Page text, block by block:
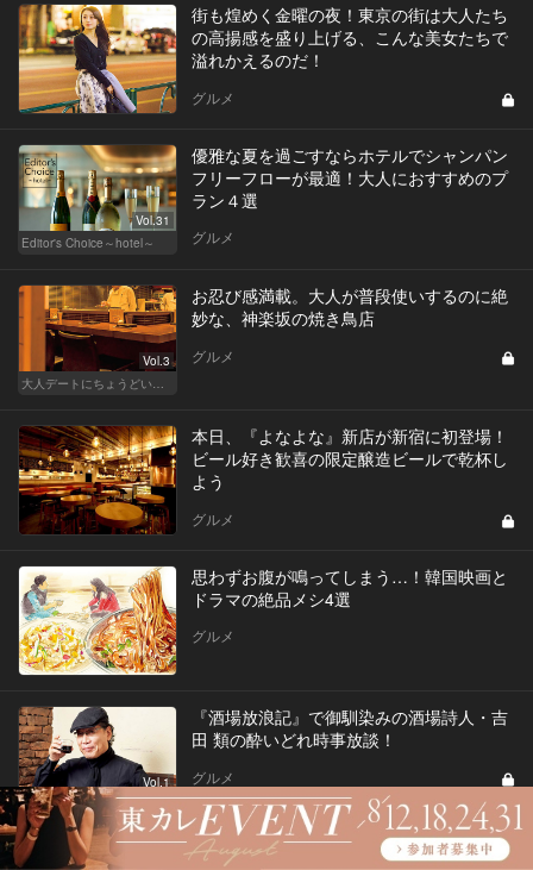
街も煌めく金曜の夜！東京の街は大人たち
の高揚感を盛り上げる、こんな美女たちで
溢れかえるのだ！
グルメ
Vol.31
Editor's Choice～hotel～
優雅な夏を過ごすならホテルでシャンパン
フリーフローが最適！大人におすすめのプ
ラン４選
グルメ
Vol.3
大人デートにちょうどいい、神楽坂でしっぽり和食
お忍び感満載。大人が普段使いするのに絶
妙な、神楽坂の焼き鳥店
グルメ
本日、『よなよな』新店が新宿に初登場！
ビール好き歓喜の限定醸造ビールで乾杯し
よう
グルメ
思わずお腹が鳴ってしまう…！韓国映画と
ドラマの絶品メシ4選
グルメ
Vol.1
吉田類の酔いどれ時事放談
『酒場放浪記』で御馴染みの酒場詩人・吉
田 類の酔いどれ時事放談！
グルメ
狭い店ほど採算度外視!? こだわりの美食を